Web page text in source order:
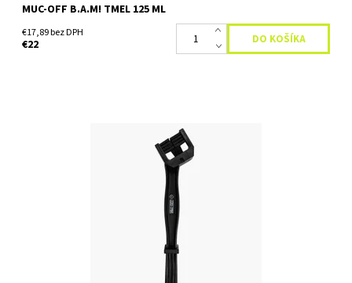
MUC-OFF B.A.M! TMEL 125 ML
€17,89 bez DPH
€22
Kefa na reťaz bicykla Kefa na reťaz bicykla Muc-Off je základný
nástroj na udržiavanie bezchybne čistej reťaze a celého
hnacieho ústrojenstva vášho bicykla. Viacúčelová,...